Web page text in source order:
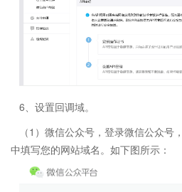
6、设置回调域。
（1）微信公众号，登录微信公众
中填写您的网站域名。如下图所示：